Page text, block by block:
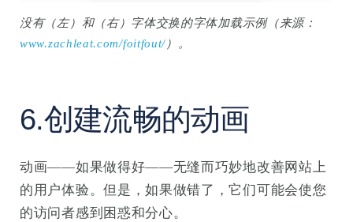
没有（左）和（右）字体交换的字体加载示例（来源：
www.zachleat.com/foitfout/）。
6.创建流畅的动画
动画——如果做得好——无缝而巧妙地改善网站上
的用户体验。但是，如果做错了，它们可能会使您
的访问者感到困惑和分心。